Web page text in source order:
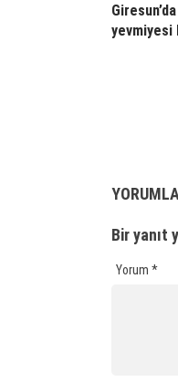
yevmiyesi
Bir yanıt
Yorum *